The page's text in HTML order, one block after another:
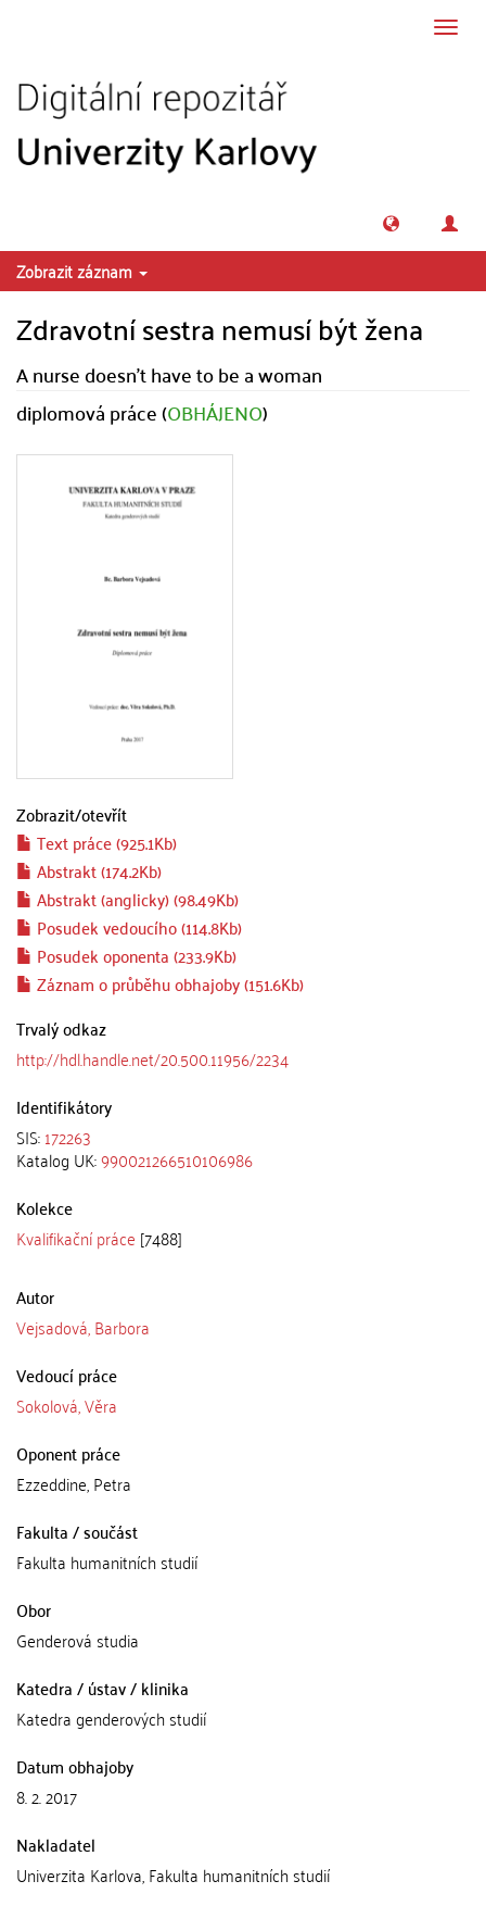
Zobrazit záznam
Zdravotní sestra nemusí být žena
A nurse doesn't have to be a woman
diplomová práce (OBHÁJENO)
Zobrazit/otevřít
Text práce (925.1Kb)
Abstrakt (174.2Kb)
Abstrakt (anglicky) (98.49Kb)
Posudek vedoucího (114.8Kb)
Posudek oponenta (233.9Kb)
Záznam o průběhu obhajoby (151.6Kb)
Trvalý odkaz
http://hdl.handle.net/20.500.11956/2234
Identifikátory
SIS:172263
Katalog UK:990021266510106986
Kolekce
Kvalifikační práce [7488]
Autor
Vejsadová, Barbora
Vedoucí práce
Sokolová, Věra
Oponent práce
Ezzeddine, Petra
Fakulta / součást
Fakulta humanitních studií
Obor
Genderová studia
Katedra / ústav / klinika
Katedra genderových studií
Datum obhajoby
8. 2. 2017
Nakladatel
Univerzita Karlova, Fakulta humanitních studií